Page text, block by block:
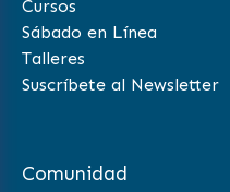
Cursos
Sábado en Línea
Talleres
Suscríbete al Newsletter
Comunidad